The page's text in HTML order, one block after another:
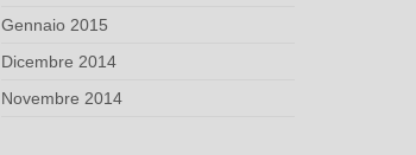
Gennaio 2015
Dicembre 2014
Novembre 2014